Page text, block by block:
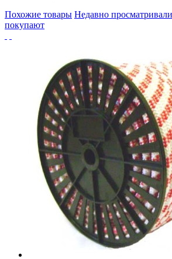
Похожие товары Недавно просматривали
покупают